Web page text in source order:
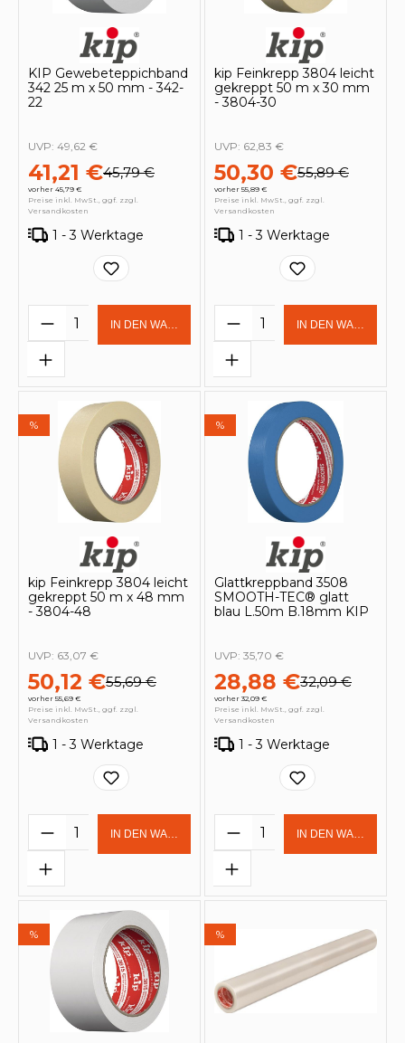
KIP Gewebeteppichband
342 25 m x 50 mm - 342-
22
41,21 €45,79 €
vorher 45,79 €
UVP: 49,62 €
Preise inkl. MwSt., ggf. zzgl.
Versandkosten
1 - 3 Werktage
Produkt Anzahl: Gib den
IN DEN WARENKORB
kip Feinkrepp 3804 leicht
gekreppt 50 m x 30 mm
- 3804-30
50,30 €55,89 €
vorher 55,89 €
UVP: 62,83 €
Preise inkl. MwSt., ggf. zzgl.
Versandkosten
1 - 3 Werktage
Produkt Anzahl:
IN DEN
%
kip Feinkrepp 3804 leicht
gekreppt 50 m x 48 mm
- 3804-48
50,12 €55,69 €
vorher 55,69 €
UVP: 63,07 €
Preise inkl. MwSt., ggf. zzgl.
Versandkosten
1 - 3 Werktage
Produkt Anzahl: Gib den
IN DEN WARENKORB
%
Glattkreppband 3508
SMOOTH-TEC® glatt
blau L.50m B.18mm KIP
28,88 €32,09 €
vorher 32,09 €
UVP: 35,70 €
Preise inkl. MwSt., ggf. zzgl.
Versandkosten
1 - 3 Werktage
Produkt Anzahl:
IN DEN
% %